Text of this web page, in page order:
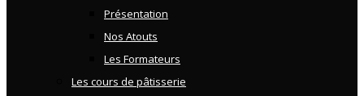
Présentation
Nos Atouts
Les Formateurs
Les cours de pâtisserie